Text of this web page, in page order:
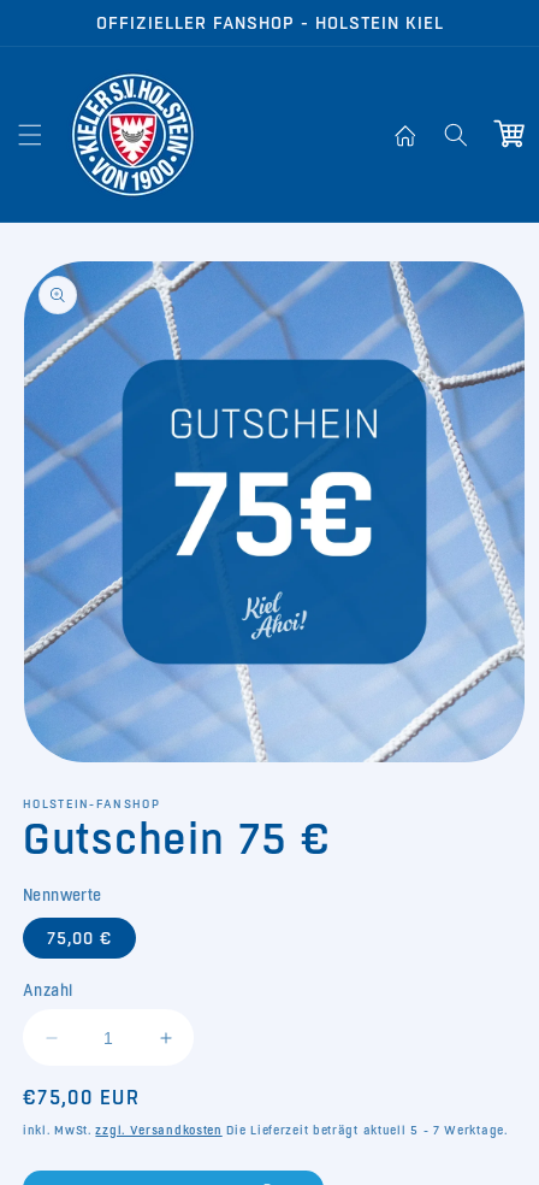
Direkt zumOFFIZIELLER FANSHOP - HOLSTEIN KIEL
in
Modal
öffnen
HOLSTEIN-FANSHOP
Gutschein 75 €
SKU:
Nennwerte
75,00 €
Anzahl
Verringere
Menge
für
75
Erhöhe
für
75
Normaler
Preis
€75,00 EUR
inkl. MwSt.zzgl. Versandkosten Die Lieferzeit beträgt aktuell 5 - 7 Werktage.